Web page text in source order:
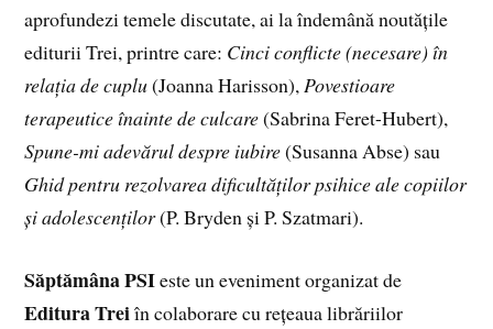
aprofundezi temele discutate, ai la îndemână noutățile
editurii Trei, printre care: Cinci conflicte (necesare) în
relația de cuplu(Joanna Harisson),Povestioare
terapeutice înainte de culcare(Sabrina Feret-Hubert),
Spune-mi adevărul despre iubire(Susanna Abse) sau
Ghid pentru rezolvarea dificultăților psihice ale copiilor
și adolescenților(P. Bryden și P. Szatmari).
Săptămâna PSIeste un eveniment organizat de
Editura Treiîn colaborare cu rețeaua librăriilor